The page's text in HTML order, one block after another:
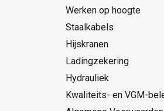
Werken op hoogte
Staalkabels
Hijskranen
Ladingzekering
Hydrauliek
Kwaliteits- en VGM-